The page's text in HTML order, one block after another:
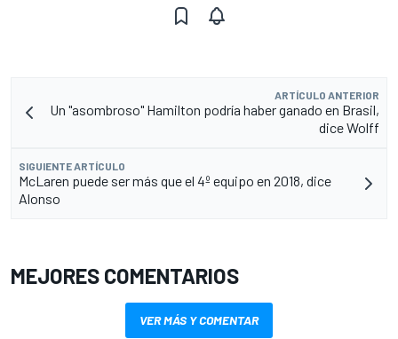
ARTÍCULO ANTERIOR
Un "asombroso" Hamilton podría haber ganado en Brasil,
dice Wolff
SIGUIENTE ARTÍCULO
McLaren puede ser más que el 4º equipo en 2018, dice
Alonso
MEJORES COMENTARIOS
VER MÁS Y COMENTAR